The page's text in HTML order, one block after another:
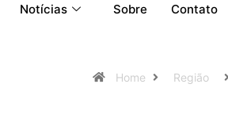
Notícias Sobre Contato
Home Região